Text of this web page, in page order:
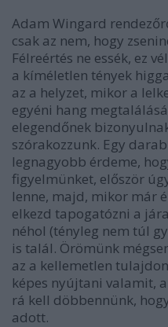
Adam Wingard
csak az nem, hogy
Félreértés ne essék, ez
a kíméletlen tények
az a helyzet, mikor a
egyéni hang
elegendőnek
szórakozzunk. Egy
legnagyobb érdeme,
figyelmünket, először
lenne, majd, mikor már
elkezd tapogatózni a
néhol (tényleg nem túl
is talál. Örömünk
az a kellemetlen
képes nyújtani valamit,
rá kell döbbennünk,
adott.